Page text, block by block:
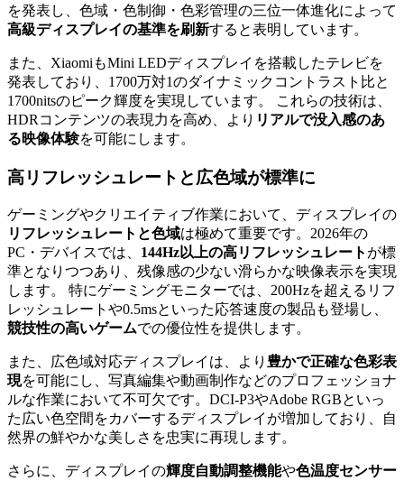
を発表し、色域・色制御・色彩管理の三位一体進化によって
高級ディスプレイの基準を刷新すると表明しています。
また、XiaomiもMini LEDディスプレイを搭載したテレビを
発表しており、1700万対1のダイナミックコントラスト比と
1700nitsのピーク輝度を実現しています。 これらの技術は、
HDRコンテンツの表現力を高め、より リアルで没入感のあ
る映像体験を可能にします。
高リフレッシュレートと広色域が標準に
ゲーミングやクリエイティブ作業において、ディスプレイの
リフレッシュレートと色域は極めて重要です。2026年の
PC・デバイスでは、 144Hz以上の高リフレッシュレート が標
準となりつつあり、残像感の少ない滑らかな映像表示を実現
します。 特にゲーミングモニターでは、200Hzを超えるリフ
レッシュレートや0.5msといった応答速度の製品も登場し、
競技性の高いゲームでの優位性を提供します。
また、広色域対応ディスプレイは、より 豊かで正確な色彩表
現を可能にし、写真編集や動画制作などのプロフェッショナ
ルな作業において不可欠です。DCI-P3やAdobe RGBといっ
た広い色空間をカバーするディスプレイが増加しており、自
然界の鮮やかな美しさを忠実に再現します。
さらに、ディスプレイの輝度自動調整機能や色温度センサー